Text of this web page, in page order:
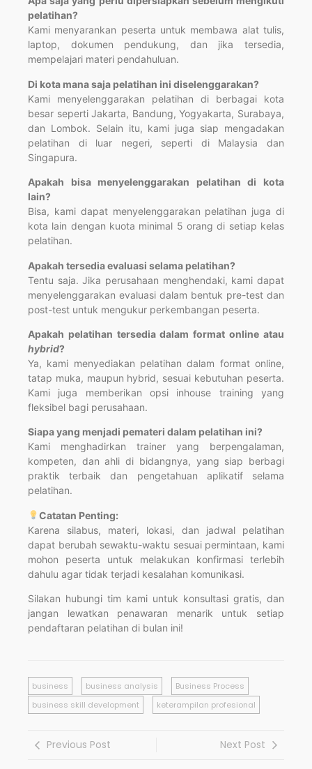
pelatihan?
Kami menyarankan peserta untuk membawa alat tulis,
laptop, dokumen pendukung, dan jika tersedia,
mempelajari materi pendahuluan.
Di kota mana saja pelatihan ini diselenggarakan?
Kami menyelenggarakan pelatihan di berbagai kota
besar seperti Jakarta, Bandung, Yogyakarta, Surabaya,
dan Lombok. Selain itu, kami juga siap mengadakan
pelatihan di luar negeri, seperti di Malaysia dan
Singapura.
Apakah bisa menyelenggarakan pelatihan di kota
lain?
Bisa, kami dapat menyelenggarakan pelatihan juga di
kota lain dengan kuota minimal 5 orang di setiap kelas
pelatihan.
Apakah tersedia evaluasi selama pelatihan?
Tentu saja. Jika perusahaan menghendaki, kami dapat
menyelenggarakan evaluasi dalam bentuk pre-test dan
post-test untuk mengukur perkembangan peserta.
Apakah pelatihan tersedia dalam format online atau
hybrid?
Ya, kami menyediakan pelatihan dalam format online,
tatap muka, maupun hybrid, sesuai kebutuhan peserta.
Kami juga memberikan opsi inhouse training yang
fleksibel bagi perusahaan.
Siapa yang menjadi pemateri dalam pelatihan ini?
Kami menghadirkan trainer yang berpengalaman,
kompeten, dan ahli di bidangnya, yang siap berbagi
praktik terbaik dan pengetahuan aplikatif selama
pelatihan.
Catatan Penting:
Karena silabus, materi, lokasi, dan jadwal pelatihan
dapat berubah sewaktu-waktu sesuai permintaan, kami
mohon peserta untuk melakukan konfirmasi terlebih
dahulu agar tidak terjadi kesalahan komunikasi.
Silakan hubungi tim kami untuk konsultasi gratis, dan
jangan lewatkan penawaran menarik untuk setiap
pendaftaran pelatihan di bulan ini!
business business analysis
Business Process
business skill development
keterampilan profesional
Previous Post Next Post